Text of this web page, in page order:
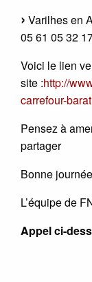
Varilhes en
05 61 05 32
Voici le lien
site :http://
carrefour-
Pensez à
partager
Bonne
L’équipe de
Appel ci-